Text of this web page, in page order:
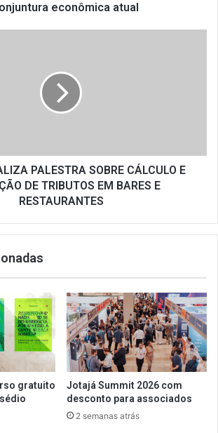
econômica atual
PALESTRA SOBRE CÁLCULO E
DE TRIBUTOS EM BARES E
RESTAURANTES
gratuito
Jotajá Summit 2026 com
desconto para associados
2 semanas atrás